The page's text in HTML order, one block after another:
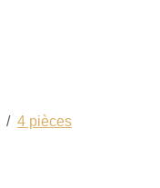
4 pièces